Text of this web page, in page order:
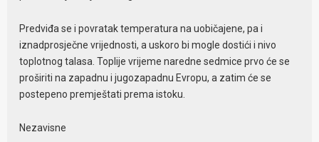
Predviđa se i povratak temperatura na uobičajene, pa i
iznadprosječne vrijednosti, a uskoro bi mogle dostići i nivo
toplotnog talasa. Toplije vrijeme naredne sedmice prvo će se
proširiti na zapadnu i jugozapadnu Evropu, a zatim će se
postepeno premještati prema istoku.
Nezavisne